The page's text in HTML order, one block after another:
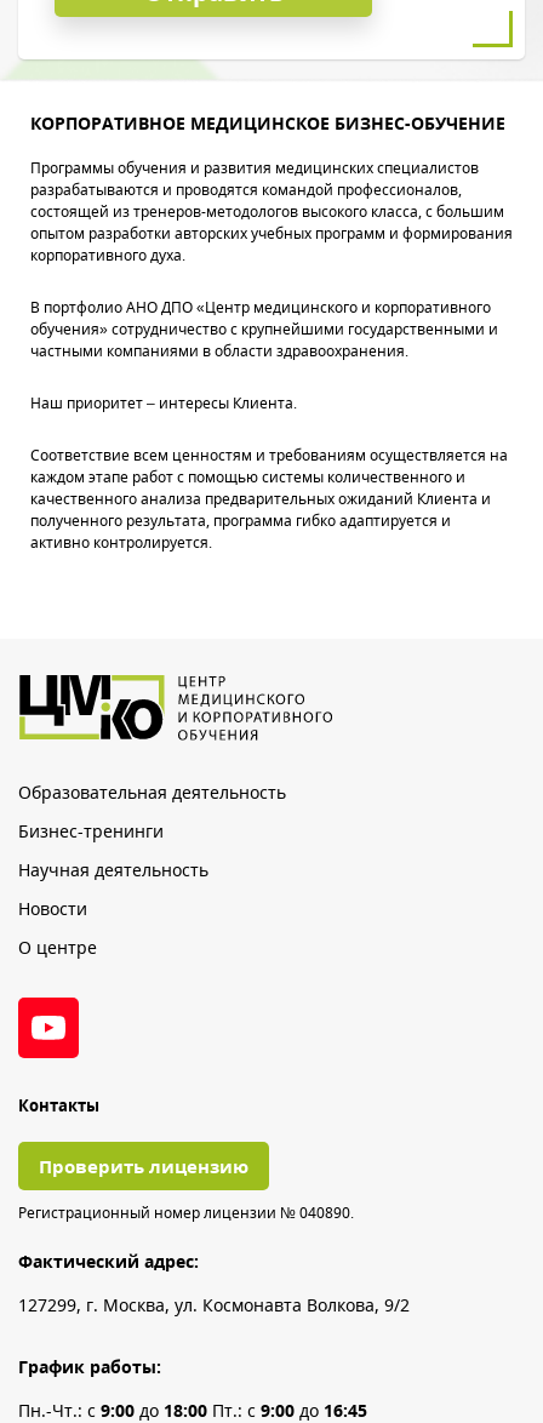
КОРПОРАТИВНОЕ МЕДИЦИНСКОЕ БИЗНЕС-ОБУЧЕНИЕ
Программы обучения и развития медицинских специалистов
разрабатываются и проводятся командой профессионалов,
состоящей из тренеров-методологов высокого класса, с большим
опытом разработки авторских учебных программ и формирования
корпоративного духа.
В портфолио АНО ДПО «Центр медицинского и корпоративного
обучения» сотрудничество с крупнейшими государственными и
частными компаниями в области здравоохранения.
Наш приоритет – интересы Клиента.
Соответствие всем ценностям и требованиям осуществляется на
каждом этапе работ с помощью системы количественного и
качественного анализа предварительных ожиданий Клиента и
полученного результата, программа гибко адаптируется и
активно контролируется.
Образовательная деятельность
Бизнес-тренинги
Научная деятельность
Новости
О центре
Контакты
Проверить лицензию
Регистрационный номер лицензии № 040890.
Фактический адрес:
127299, г. Москва, ул. Космонавта Волкова, 9/2
График работы:
Пн.-Чт.: с 9:00 до 18:00 Пт.: с 9:00 до 16:45